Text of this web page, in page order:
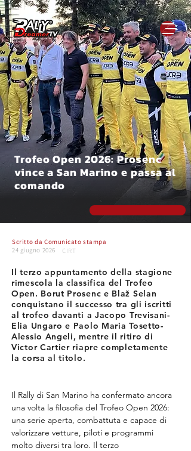
Trofeo Open 2026: Prosenc
vince a San Marino e passa al
comando
Scritto daComunicato stampa
24 giugno 2026
CIRT
Il terzo appuntamento della stagione
rimescola la classifica del Trofeo
Open. Borut Prosenc e Blaž Selan
conquistano il successo tra gli iscritti
al trofeo davanti a Jacopo Trevisani-
Elia Ungaro e Paolo Maria Tosetto-
Alessio Angeli, mentre il ritiro di
Victor Cartier riapre completamente
la corsa al titolo.
Il Rally di San Marino ha confermato ancora
una volta la filosofia del Trofeo Open 2026:
una serie aperta, combattuta e capace di
valorizzare vetture, piloti e programmi
molto diversi tra loro. Il terzo